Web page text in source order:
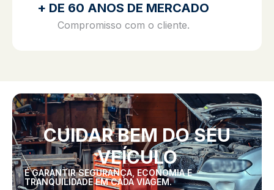
+ DE 60 ANOS DE MERCADO
Compromisso com o cliente.
CUIDAR BEM DO SEU
VEÍCULO
É GARANTIR SEGURANÇA, ECONOMIA E
TRANQUILIDADE EM CADA VIAGEM.